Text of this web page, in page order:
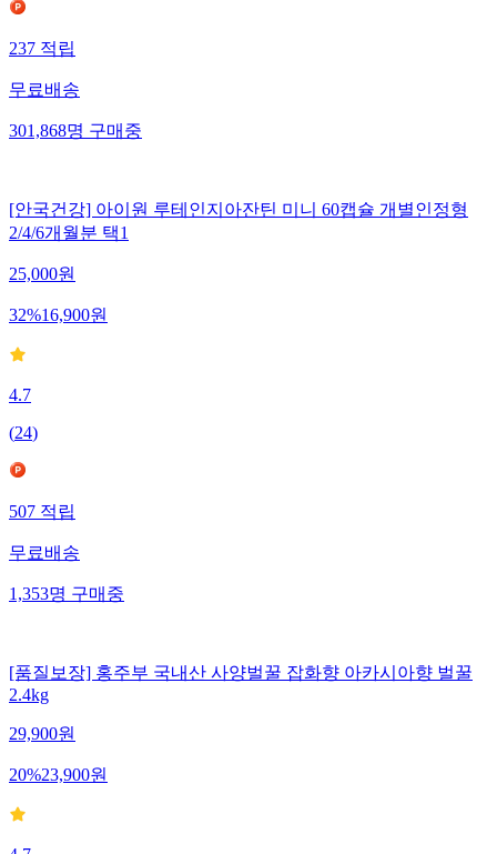
237적립
무료배송
301,868명구매중
[안국건강] 아이원 루테인지아잔틴 미니 60캡슐 개별인정형
2/4/6개월분 택1
25,000원
32%16,900원
4.7
(24)
507적립
무료배송
1,353명구매중
[품질보장] 홍주부 국내산 사양벌꿀 잡화향 아카시아향 벌꿀
2.4kg
29,900원
20%23,900원